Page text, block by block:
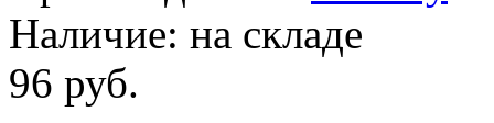
Наличие: на складе
96 руб.